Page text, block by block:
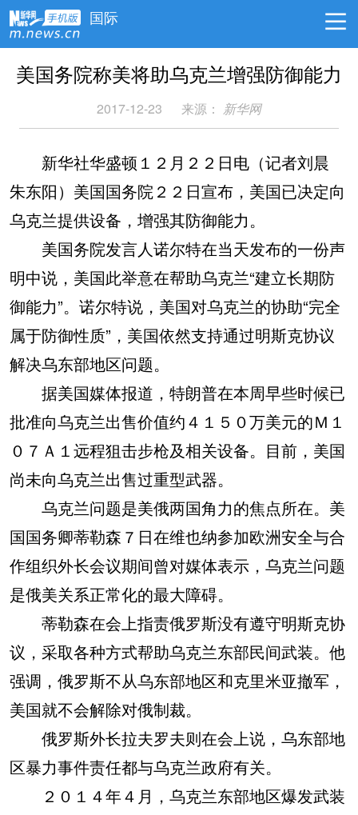
国际
美国务院称美将助乌克兰增强防御能力
2017-12-23 来源： 新华网
新华社华盛顿１２月２２日电（记者刘晨
朱东阳）美国国务院２２日宣布，美国已决定向
乌克兰提供设备，增强其防御能力。
美国务院发言人诺尔特在当天发布的一份声
明中说，美国此举意在帮助乌克兰“建立长期防
御能力”。诺尔特说，美国对乌克兰的协助“完全
属于防御性质”，美国依然支持通过明斯克协议
解决乌东部地区问题。
据美国媒体报道，特朗普在本周早些时候已
批准向乌克兰出售价值约４１５０万美元的Ｍ１
０７Ａ１远程狙击步枪及相关设备。目前，美国
尚未向乌克兰出售过重型武器。
乌克兰问题是美俄两国角力的焦点所在。美
国国务卿蒂勒森７日在维也纳参加欧洲安全与合
作组织外长会议期间曾对媒体表示，乌克兰问题
是俄美关系正常化的最大障碍。
蒂勒森在会上指责俄罗斯没有遵守明斯克协
议，采取各种方式帮助乌克兰东部民间武装。他
强调，俄罗斯不从乌东部地区和克里米亚撤军，
美国就不会解除对俄制裁。
俄罗斯外长拉夫罗夫则在会上说，乌东部地
区暴力事件责任都与乌克兰政府有关。
２０１４年４月，乌克兰东部地区爆发武装